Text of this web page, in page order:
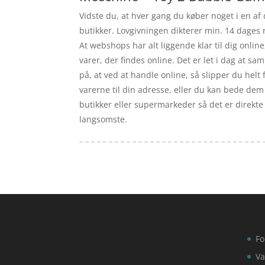
Vidste du, at hver gang du køber noget i en
butikker. Lovgivningen dikterer min. 14
At webshops har alt liggende klar til dig
varer, der findes online. Det er let i dag at
på, at ved at handle online, så slipper du helt
varerne til din adresse, eller du kan bede
butikker eller supermarkeder så det er
langsomste.